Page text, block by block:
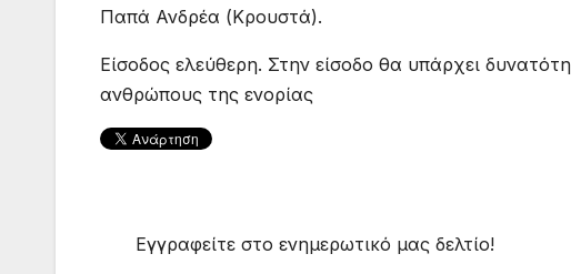
Παπά Ανδρέα (Κρουστά).
Είσοδος ελεύθερη. Στην είσοδο θα υπάρχει
ανθρώπους της ενορίας
Εγγραφείτε στο ενημερωτικό μας δελτίο!